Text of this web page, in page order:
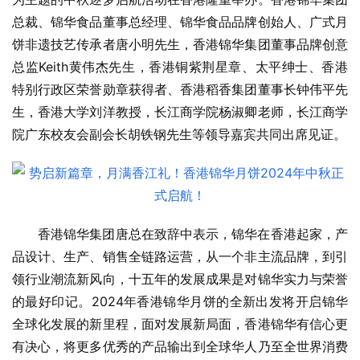
总裁、锦华食品董事总经理、锦华食品品牌创始人、广式月
饼非遗技艺传承者唐小明先生，香港锦华集团董事品牌创意
总监Keith黄伟杰先生，香港铜紫荆星章、太平绅士、香港
特别行政区荣誉勋章获得者、香港稻香集团董事长钟伟平先
生，香港大学刘洋教授，长江商学院杨淑卿老师，长江商学
院广东校友会副会长胡铁钢先生等领导嘉宾共同出席见证。
香港锦华集团唐总在致辞中表示，锦华在香港起家，产
品设计、生产、销售全链路运营，从一个非主流品牌，到引
领行业潮流新风向，十五年的发展成果是对锦华实力与荣誉
的最好印记。2024年香港锦华月饼的全新出发将开启锦华
全球化发展的新里程，面对发展新局面，香港锦华有信心更
有决心，将更多优秀的产品输出到全球华人乃至全世界消费